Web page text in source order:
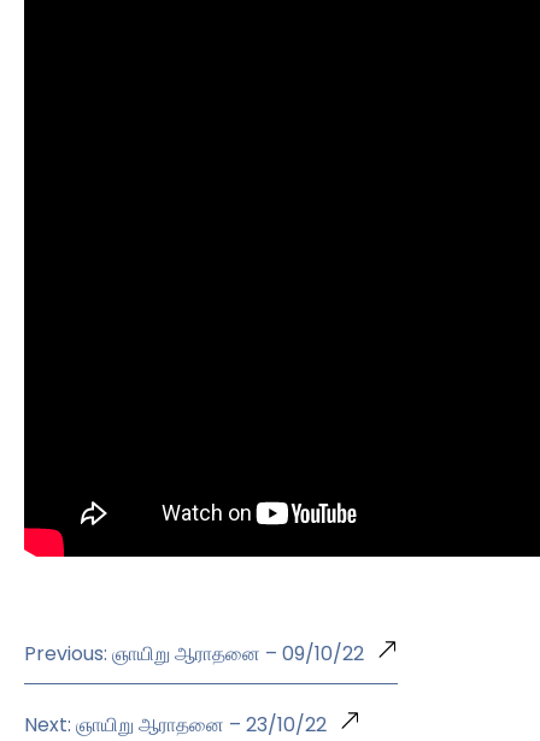
Previous: ஞாயிறு ஆராதனை – 09/10/22
Next: ஞாயிறு ஆராதனை – 23/10/22